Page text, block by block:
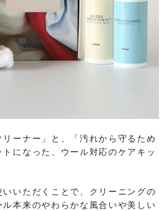
リーナー」と、「汚れから守るため
になった、ウール対応のケアキッ
いただくことで、クリーニングの
本来のやわらかな風合いや美しい